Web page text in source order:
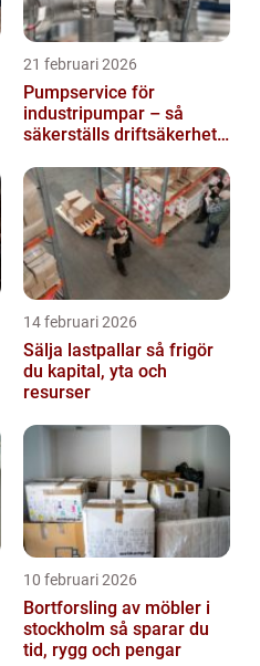
21 februari 2026
Pumpservice för
industripumpar – så
säkerställs driftsäkerhet
14 februari 2026
Sälja lastpallar så frigör
du kapital, yta och
resurser
10 februari 2026
Bortforsling av möbler i
stockholm så sparar du
tid, rygg och pengar